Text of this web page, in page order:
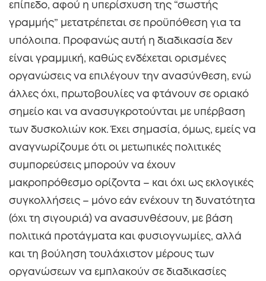
επίπεδο, αφού η υπερίσχυση της “σωστής
γραμμής” μετατρέπεται σε προϋπόθεση για τα
υπόλοιπα. Προφανώς αυτή η διαδικασία δεν
είναι γραμμική, καθώς ενδέχεται ορισμένες
οργανώσεις να επιλέγουν την ανασύνθεση, ενώ
άλλες όχι, πρωτοβουλίες να φτάνουν σε οριακό
σημείο και να ανασυγκροτούνται με υπέρβαση
των δυσκολιών κοκ. Έχει σημασία, όμως, εμείς να
αναγνωρίζουμε ότι οι μετωπικές πολιτικές
συμπορεύσεις μπορούν να έχουν
μακροπρόθεσμο ορίζοντα – και όχι ως εκλογικές
συγκολλήσεις – μόνο εάν ενέχουν τη δυνατότητα
(όχι τη σιγουριά) να ανασυνθέσουν, με βάση
πολιτικά προτάγματα και φυσιογνωμίες, αλλά
και τη βούληση τουλάχιστον μέρους των
οργανώσεων να εμπλακούν σε διαδικασίες